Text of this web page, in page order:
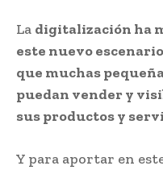
La digitalización ha
este nuevo
que muchas
puedan vender y
sus productos y
Y para aportar en